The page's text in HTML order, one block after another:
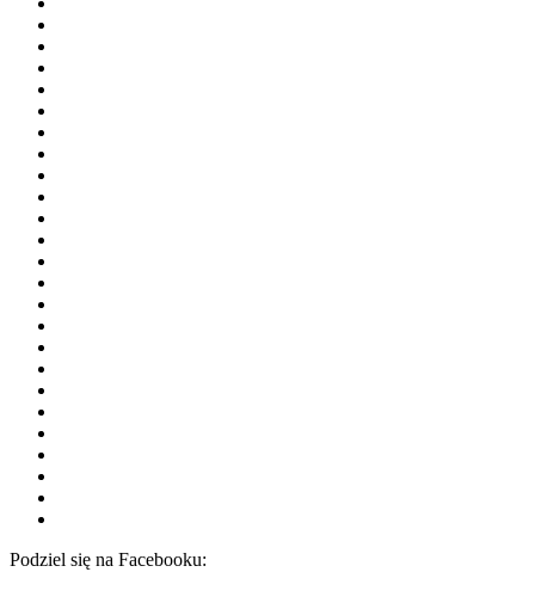
Podziel się na Facebooku: